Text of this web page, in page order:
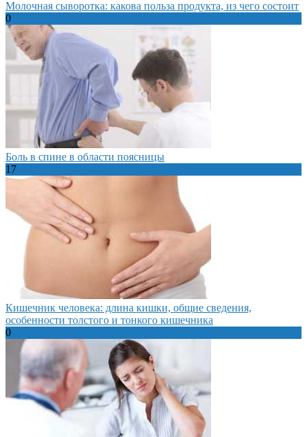
Молочная сыворотка: какова польза продукта, из чего состоит
0
Боль в спине в области поясницы
17
Кишечник человека: длина кишки, общие сведения,
особенности толстого и тонкого кишечника
0